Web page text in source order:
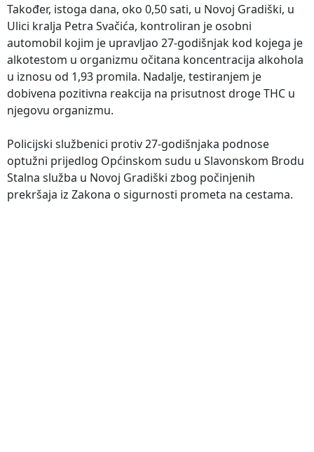
Također, istoga dana, oko 0,50 sati, u Novoj Gradiški, u
Ulici kralja Petra Svačića, kontroliran je osobni
automobil kojim je upravljao 27-godišnjak kod kojega je
alkotestom u organizmu očitana koncentracija alkohola
u iznosu od 1,93 promila. Nadalje, testiranjem je
dobivena pozitivna reakcija na prisutnost droge THC u
njegovu organizmu.
Policijski službenici protiv 27-godišnjaka podnose
optužni prijedlog Općinskom sudu u Slavonskom Brodu
Stalna služba u Novoj Gradiški zbog počinjenih
prekršaja iz Zakona o sigurnosti prometa na cestama.